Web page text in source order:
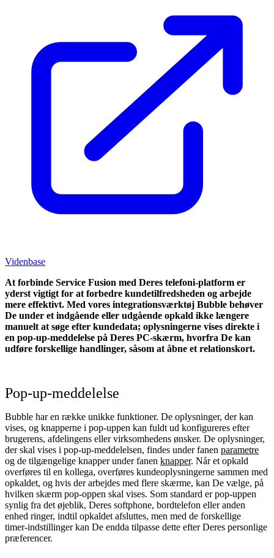
Videnbase
At forbinde Service Fusion med Deres telefoni‑platform er
yderst vigtigt for at forbedre kundetilfredsheden og arbejde
mere effektivt. Med vores integrationsværktøj Bubble behøver
De under et indgående eller udgående opkald ikke længere
manuelt at søge efter kundedata; oplysningerne vises direkte i
en pop‑up‑meddelelse på Deres PC‑skærm, hvorfra De kan
udføre forskellige handlinger, såsom at åbne et relationskort.
Pop‑up‑meddelelse
Bubble har en række unikke funktioner. De oplysninger, der kan
vises, og knapperne i pop‑uppen kan fuldt ud konfigureres efter
brugerens, afdelingens eller virksomhedens ønsker. De oplysninger,
der skal vises i pop‑up‑meddelelsen, findes under fanen parametre
og de tilgængelige knapper under fanen knapper. Når et opkald
overføres til en kollega, overføres kundeoplysningerne sammen med
opkaldet, og hvis der arbejdes med flere skærme, kan De vælge, på
hvilken skærm pop‑oppen skal vises. Som standard er pop‑uppen
synlig fra det øjeblik, Deres softphone, bordtelefon eller anden
enhed ringer, indtil opkaldet afsluttes, men med de forskellige
timer‑indstillinger kan De endda tilpasse dette efter Deres personlige
præferencer.